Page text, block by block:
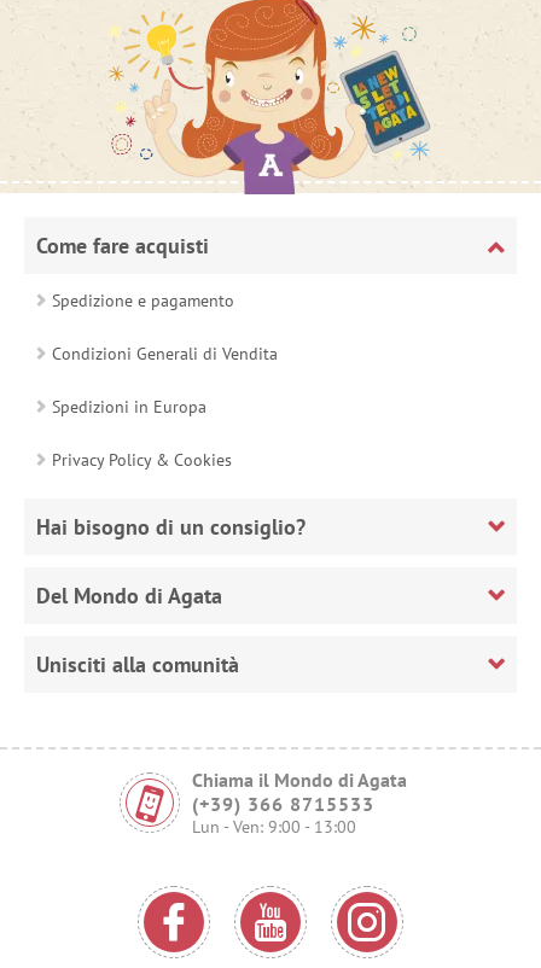
Come fare acquisti
Spedizione e pagamento
Condizioni Generali di Vendita
Spedizioni in Europa
Privacy Policy & Cookies
Hai bisogno di un consiglio?
Del Mondo di Agata
Unisciti alla comunità
Chiama il Mondo di Agata
(+39) 366 8715533
Lun - Ven: 9:00 - 13:00